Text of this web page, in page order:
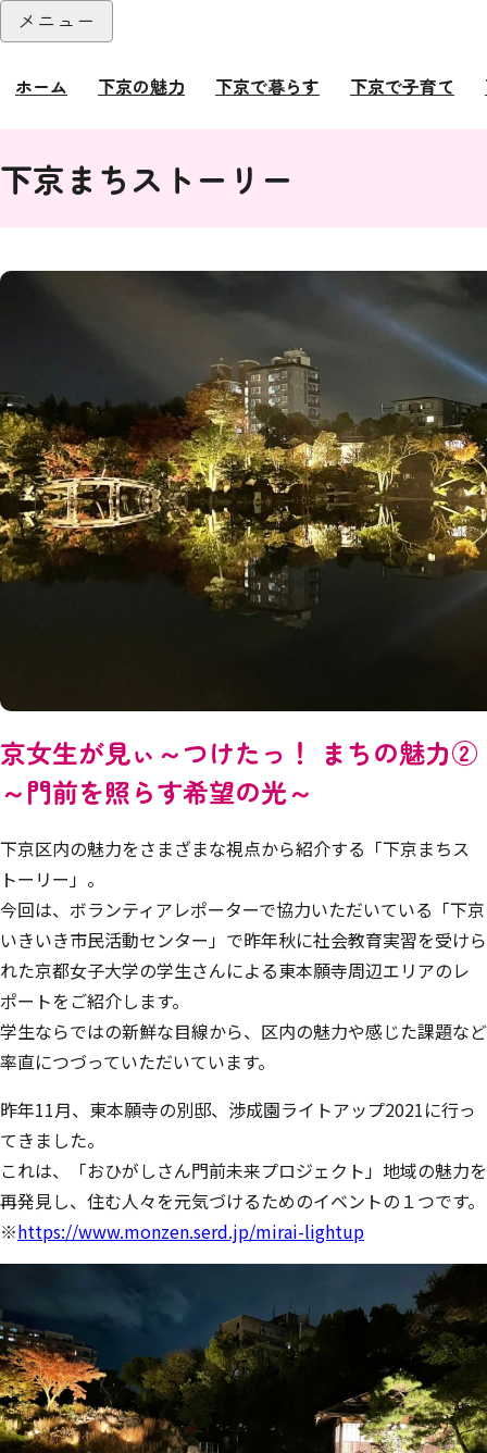
本文へ
メニュー
ホーム 下京の魅力 下京で暮らす 下京で子育て
下京まちストーリー
京女生が見ぃ～つけたっ！ まちの魅力②
～門前を照らす希望の光～
下京区内の魅力をさまざまな視点から紹介する「下京まちス
トーリー」。
今回は、ボランティアレポーターで協力いただいている「下京
いきいき市民活動センター」で昨年秋に社会教育実習を受けら
れた京都女子大学の学生さんによる東本願寺周辺エリアのレ
ポートをご紹介します。
学生ならではの新鮮な目線から、区内の魅力や感じた課題など
率直につづっていただいています。
昨年11月、東本願寺の別邸、渉成園ライトアップ2021に行っ
てきました。
これは、「おひがしさん門前未来プロジェクト」地域の魅力を
再発見し、住む人々を元気づけるためのイベントの１つです。
※https://www.monzen.serd.jp/mirai-lightup